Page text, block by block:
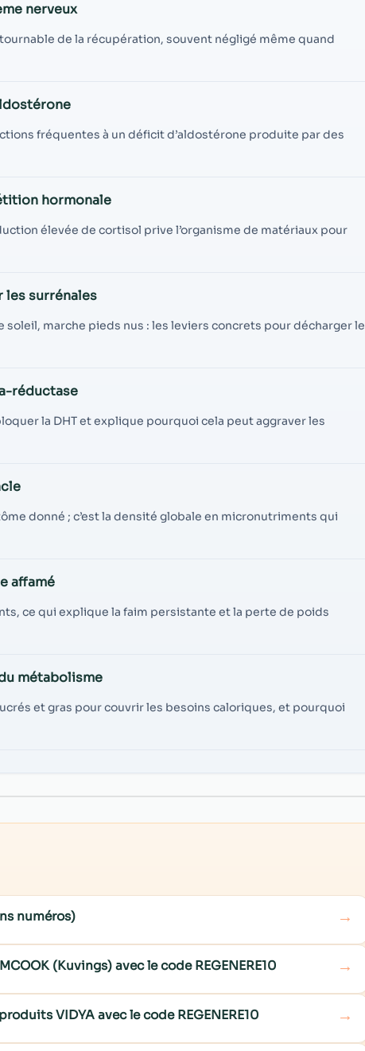
nerveux
de la récupération, souvent négligé même quand
fréquentes à un déficit d’aldostérone produite par des
hormonale
élevée de cortisol prive l’organisme de matériaux pour
surrénales
soleil, marche pieds nus : les leviers concrets pour décharger le
réductase
la DHT et explique pourquoi cela peut aggraver les
donné ; c’est la densité globale en micronutriments qui
affamé
ce qui explique la faim persistante et la perte de poids
métabolisme
et gras pour couvrir les besoins caloriques, et pourquoi
numéros) →
(Kuvings) avec le code REGENERE10 →
VIDYA avec le code REGENERE10 →